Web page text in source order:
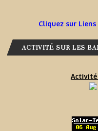
Cliquez sur
ACTIVITÉ SUR LES
Activité